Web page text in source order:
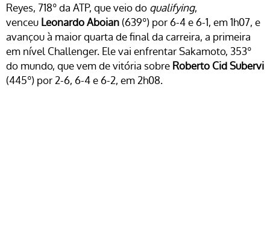
Reyes, 718º da ATP, que veio do qualifying,
venceu Leonardo Aboian(639º) por 6-4 e 6-1, em 1h07, e
avançou à maior quarta de final da carreira, a primeira
em nível Challenger. Ele vai enfrentar Sakamoto, 353º
do mundo, que vem de vitória sobre Roberto Cid Subervi
(445º) por 2-6, 6-4 e 6-2, em 2h08.